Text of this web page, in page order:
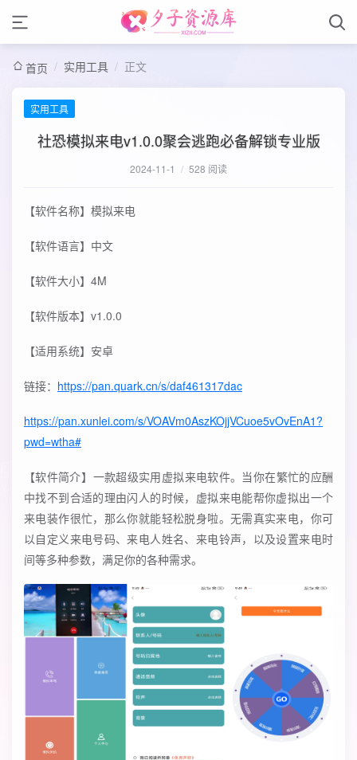
首页 / 实用工具 / 正文
实用工具
社恐模拟来电v1.0.0聚会逃跑必备解锁专业版
2024-11-1 / 528 阅读
【软件名称】模拟来电
【软件语言】中文
【软件大小】4M
【软件版本】v1.0.0
【适用系统】安卓
链接： https://pan.quark.cn/s/daf461317dac
https://pan.xunlei.com/s/VOAVm0AszKOjjVCuoe5vOvEnA1?
pwd=wtha#
【软件简介】‌一款超级实用虚拟来电软件。当你在繁忙的应酬
中找不到合适的理由闪人的时候，虚拟来电能帮你虚拟出一个
来电装作很忙，那么你就能轻松脱身啦。无需真实来电，你可
以自定义来电号码、来电人姓名、来电铃声，以及设置来电时
间等多种参数，满足你的各种需求。